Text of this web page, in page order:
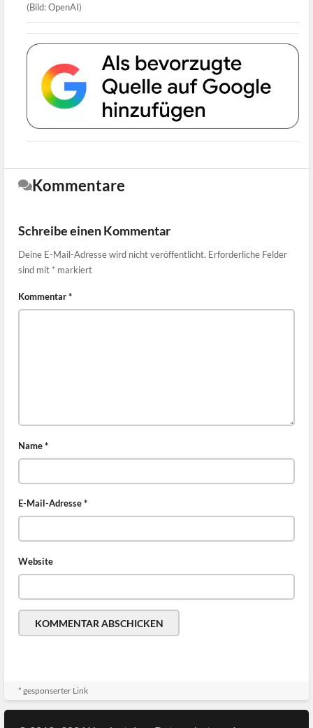
(Bild: OpenAI)
Kommentare
Schreibe einen Kommentar
Deine E-Mail-Adresse wird nicht veröffentlicht. Erforderliche Felder
sind mit * markiert
Kommentar*
Name*
E-Mail-Adresse*
Website
* gesponserter Link